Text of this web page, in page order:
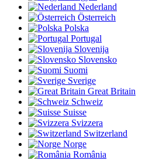
Nederland
Österreich
Polska
Portugal
Slovenija
Slovensko
Suomi
Sverige
Great Britain
Schweiz
Suisse
Svizzera
Switzerland
Norge
România